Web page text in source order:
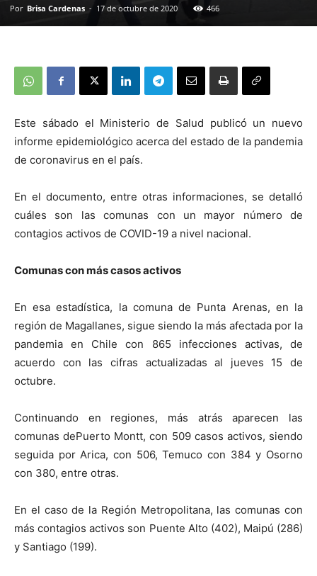
Por Brisa Cardenas - 17 de octubre de 2020 466
Este sábado el Ministerio de Salud publicó un nuevo
informe epidemiológico acerca del estado de la pandemia
de coronavirus en el país.
En el documento, entre otras informaciones, se detalló
cuáles son las comunas con un mayor número de
contagios activos de COVID-19 a nivel nacional.
Comunas con más casos activos
En esa estadística, la comuna de Punta Arenas, en la
región de Magallanes, sigue siendo la más afectada por la
pandemia en Chile con 865 infecciones activas, de
acuerdo con las cifras actualizadas al jueves 15 de
octubre.
Continuando en regiones, más atrás aparecen las
comunas dePuerto Montt, con 509 casos activos, siendo
seguida por Arica, con 506, Temuco con 384 y Osorno
con 380, entre otras.
En el caso de la Región Metropolitana, las comunas con
más contagios activos son Puente Alto (402), Maipú (286)
y Santiago (199).